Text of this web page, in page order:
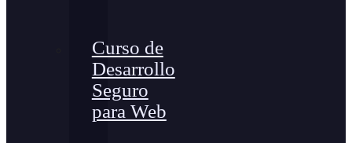
Curso de
Desarrollo
Seguro
para Web